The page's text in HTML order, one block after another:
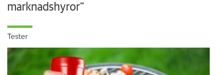
marknadshyror”
Tester